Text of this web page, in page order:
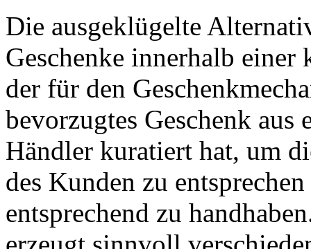
Die ausgeklügelte
Geschenke innerhalb
der für den
bevorzugtes Geschenk
Händler kuratiert hat, um
des Kunden zu
entsprechend zu